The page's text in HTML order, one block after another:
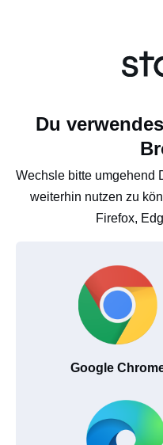
Du
Wechsle bitte umgehend
weiterhin nutzen zu
Firefox,
Google